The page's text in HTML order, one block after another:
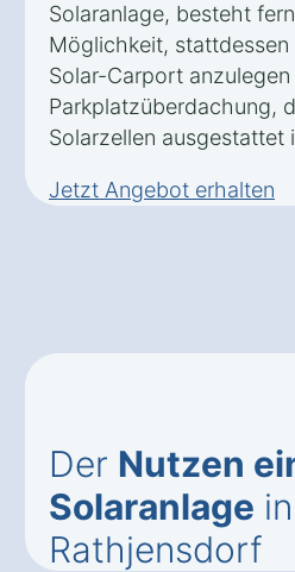
Solaranlage, besteht
Möglichkeit, stattdessen
Solar-Carport
Parkplatzüberdachung,
Solarzellen ausgestattet
Jetzt Angebot erhalten
Der Nutzen
Solaranlage in
Rathjensdorf